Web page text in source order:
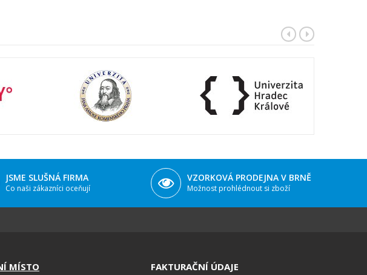
JSME SLUŠNÁ FIRMA
Co naši zákazníci oceňují
VZORKOVÁ PRODEJNA V BRNĚ
Možnost prohlédnout si zboží
MÍSTO FAKTURAČNÍ ÚDAJE